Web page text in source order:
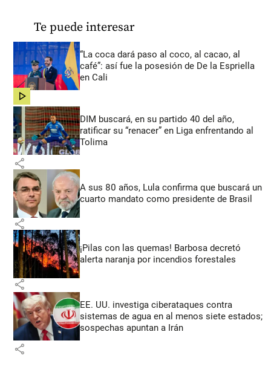
Te puede interesar
“La coca dará paso al coco, al cacao, al
café”: así fue la posesión de De la Espriella
en Cali
share
DIM buscará, en su partido 40 del año,
ratificar su “renacer” en Liga enfrentando al
Tolima
share
A sus 80 años, Lula confirma que buscará un
cuarto mandato como presidente de Brasil
share
¡Pilas con las quemas! Barbosa decretó
alerta naranja por incendios forestales
share
EE. UU. investiga ciberataques contra
sistemas de agua en al menos siete estados;
sospechas apuntan a Irán
share